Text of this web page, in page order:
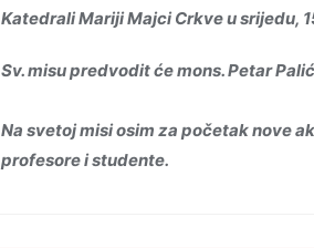
Katedrali Mariji Majci Crkve u srijedu,
Sv. misu predvodit će mons. Petar
Na svetoj misi osim za početak nove
profesore i studente.